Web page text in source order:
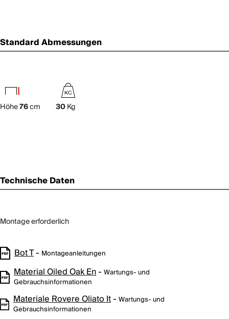
Standard Abmessungen
Höhe76cm 30Kg
Technische Daten
Montage erforderlich
Bot T- Montageanleitungen
Material Oiled Oak En-Wartungs- und
Gebrauchsinformationen
Materiale Rovere Oliato It-Wartungs- und
Gebrauchsinformationen